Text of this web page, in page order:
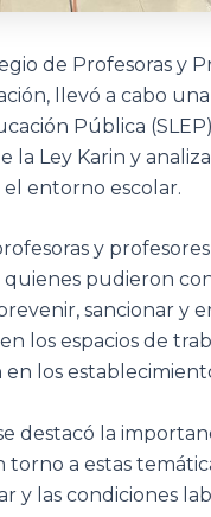
de Profesoras y
llevó a cabo
Pública
la Ley Karin y
entorno escolar.
y
quienes pudieron
sancionar y
los espacios de
los
destacó la
torno a estas
y las condiciones